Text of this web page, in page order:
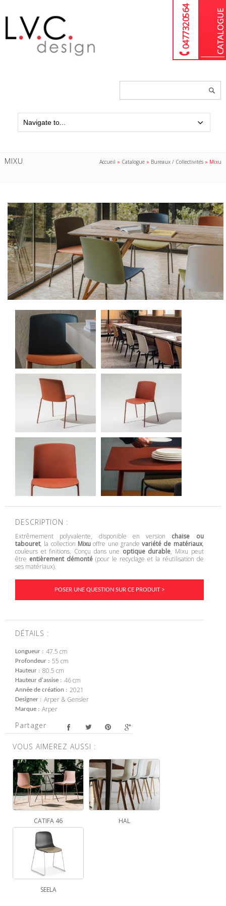
04 77 32 05 64
MIXU Accueil » Catalogue » Bureaux / Collectivités » Mixu
DESCRIPTION :
Extrêmement polyvalente, disponible en version chaise ou
tabouret, la collection Mixuoffre une grandevariété de matériaux,
couleurs et finitions. Conçu dans une optique durable, Mixu peut
être entièrement démonté(pour le recyclage et la réutilisation de
ses matériaux).
POSER UNE QUESTION SUR CE PRODUIT >
DÉTAILS :
Longueur 47.5 cm
Profondeur 55 cm
Hauteur 80.5 cm
Hauteur d'assise 46 cm
Année de création 2021
Designer Arper & Gensler
Marque Arper
Partager
VOUS AIMEREZ AUSSI :
CATIFA 46 HAL
SEELA